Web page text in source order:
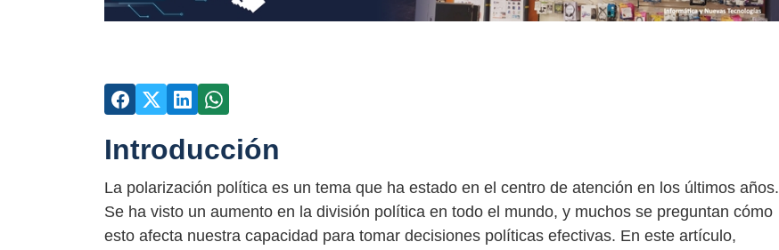
Introducción
La polarización política es un tema que ha estado en el centro de atención en los últimos años.
Se ha visto un aumento en la división política en todo el mundo, y muchos se preguntan cómo
esto afecta nuestra capacidad para tomar decisiones políticas efectivas. En este artículo,